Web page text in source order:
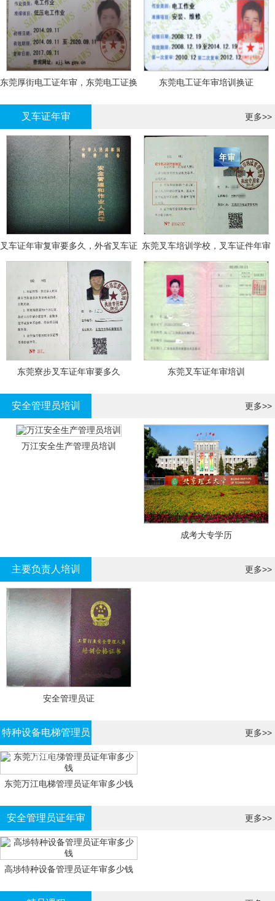
东莞厚街电工证年审，东莞电工证换
东莞电工证年审培训换证
叉车证年审 更多>>
叉车证年审复审要多久，外省叉车证
年审换证
东莞叉车培训学校，叉车证件年审
东莞寮步叉车证年审要多久 东莞叉车证年审培训
安全管理员培训 更多>>
万江安全生产管理员培训
成考大专学历
主要负责人培训 更多>>
安全管理员证
特种设备电梯管理员
证年审
更多>>
东莞万江电梯管理员证年审多少钱
安全管理员证年审 更多>>
高埗特种设备管理员证年审多少钱